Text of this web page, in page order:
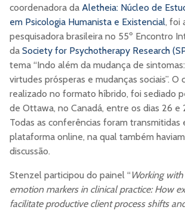
coordenadora da Aletheia: Núcleo de
em Psicologia Humanista e Existencial, foi
pesquisadora brasileira no 55º Encontro
da Society for Psychotherapy Research
tema “Indo além da mudança de
virtudes prósperas e mudanças sociais”. O
realizado no formato híbrido, foi sediado
de Ottawa, no Canadá, entre os dias 26 e
Todas as conferências foram transmitidas
plataforma online, na qual também
discussão.
Stenzel participou do painel “ Working
emotion markers in clinical practice: How
facilitate productive client process shifts